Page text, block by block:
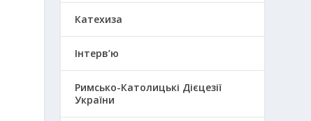
Катехиза
Інтерв’ю
Римсько-Католицькі Дієцезії
України